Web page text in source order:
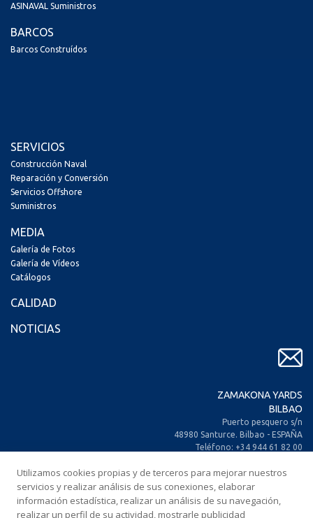
ASINAVAL Suministros
BARCOS
Barcos Construídos
SERVICIOS
Construcción Naval
Reparación y Conversión
Servicios Offshore
Suministros
MEDIA
Galería de Fotos
Galería de Vídeos
Catálogos
CALIDAD
NOTICIAS
ZAMAKONA YARDS
BILBAO
Puerto pesquero s/n
48980 Santurce. Bilbao - ESPAÑA
Teléfono: +34 944 61 82 00
Fax: +34 944 61 25 80
E-mail: zamakona@zamakona.com
Utilizamos cookies propias y de terceros para mejorar nuestros
servicios y realizar análisis de sus conexiones, elaborar
información estadística, realizar un análisis de su navegación,
realizar un perfil de su actividad, mostrarle publicidad